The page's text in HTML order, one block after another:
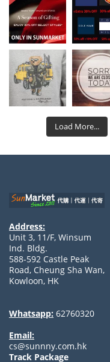
Load More...
Address:
Unit 3, 11/F, Winsum
Ind. Bldg.
588-592 Castle Peak
Road, Cheung Sha Wan,
Kowloon, HK
Whatsapp: 62760320
Email:
cs@sunnny.com.hk
Track Package